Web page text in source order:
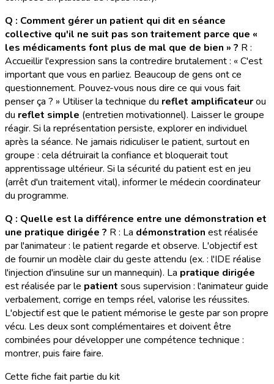
Q : Comment gérer un patient qui dit en séance
collective qu'il ne suit pas son traitement parce que «
les médicaments font plus de mal que de bien » ? R :
Accueillir l'expression sans la contredire brutalement : « C'est
important que vous en parliez. Beaucoup de gens ont ce
questionnement. Pouvez-vous nous dire ce qui vous fait
penser ça ? » Utiliser la technique du reflet amplificateurou
du reflet simple (entretien motivationnel). Laisser le groupe
réagir. Si la représentation persiste, explorer en individuel
après la séance. Ne jamais ridiculiser le patient, surtout en
groupe : cela détruirait la confiance et bloquerait tout
apprentissage ultérieur. Si la sécurité du patient est en jeu
(arrêt d'un traitement vital), informer le médecin coordinateur
du programme.
Q : Quelle est la différence entre une démonstration et
une pratique dirigée ? R : La démonstration est réalisée
par l'animateur : le patient regarde et observe. L'objectif est
de fournir un modèle clair du geste attendu (ex. : l'IDE réalise
l'injection d'insuline sur un mannequin). La pratique dirigée
est réalisée par le patient sous supervision : l'animateur guide
verbalement, corrige en temps réel, valorise les réussites.
L'objectif est que le patient mémorise le geste par son propre
vécu. Les deux sont complémentaires et doivent être
combinées pour développer une compétence technique :
montrer, puis faire faire.
Cette fiche fait partie du kit